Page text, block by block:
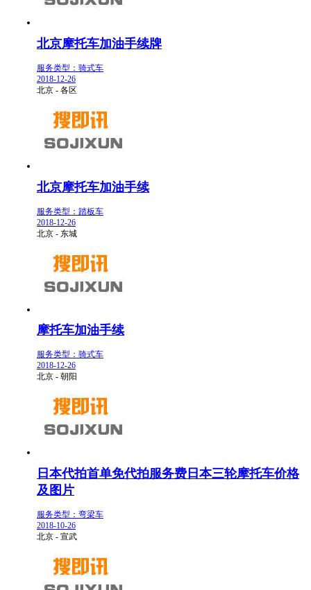
北京摩托车加油手续牌
服务类型：骑式车
2018-12-26
北京 - 各区
北京摩托车加油手续
服务类型：踏板车
2018-12-26
北京 - 东城
摩托车加油手续
服务类型：骑式车
2018-12-26
北京 - 朝阳
日本代拍首单免代拍服务费日本三轮摩托车价格
及图片
服务类型：弯梁车
2018-10-26
北京 - 宣武